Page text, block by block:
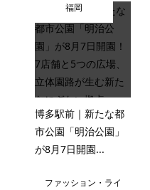
福岡
博多駅前｜新たな都
市公園「明治公園」
が8月7日開園...
ファッション・ライ